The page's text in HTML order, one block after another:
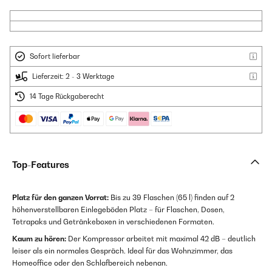
Sofort lieferbar
Lieferzeit: 2 - 3 Werktage
14 Tage Rückgaberecht
Top-Features
Platz für den ganzen Vorrat: Bis zu 39 Flaschen (65 l) finden auf 2
höhenverstellbaren Einlegeböden Platz – für Flaschen, Dosen,
Tetrapaks und Getränkeboxen in verschiedenen Formaten.
Kaum zu hören: Der Kompressor arbeitet mit maximal 42 dB – deutlich
leiser als ein normales Gespräch. Ideal für das Wohnzimmer, das
Homeoffice oder den Schlafbereich nebenan.